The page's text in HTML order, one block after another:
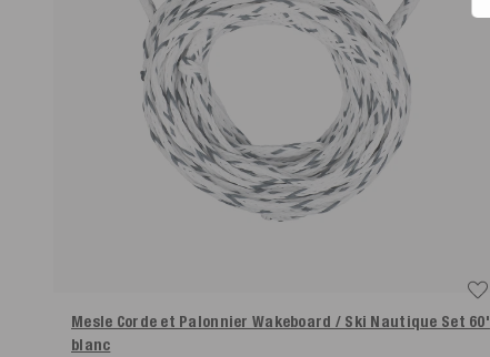
Mesle Corde et Palonnier Wakeboard / Ski Nautique Set 60'
blanc